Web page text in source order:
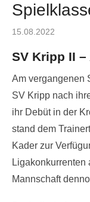
Posted
15.08.2022
SV Kripp II
Am vergangenen
SV Kripp nach
ihr Debüt in der
stand dem
Kader zur
Ligakonkurrenten
Mannschaft